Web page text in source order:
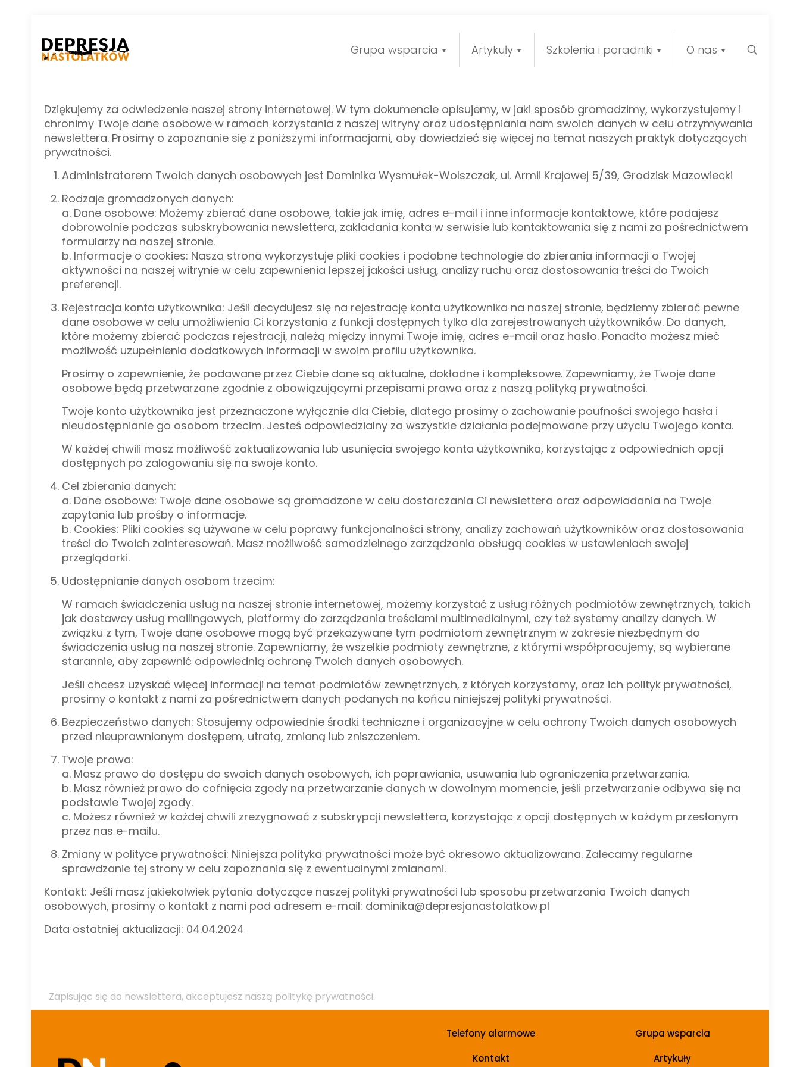
Grupa wsparcia Artykuły Szkolenia i poradniki O nas
Dziękujemy za odwiedzenie naszej strony internetowej. W tym dokumencie opisujemy, w jaki sposób gromadzimy, wykorzystujemy i
chronimy Twoje dane osobowe w ramach korzystania z naszej witryny oraz udostępniania nam swoich danych w celu otrzymywania
newslettera. Prosimy o zapoznanie się z poniższymi informacjami, aby dowiedzieć się więcej na temat naszych praktyk dotyczących
prywatności.
Administratorem Twoich danych osobowych jest Dominika Wysmułek-Wolszczak, ul. Armii Krajowej 5/39, Grodzisk Mazowiecki
Rodzaje gromadzonych danych:
a. Dane osobowe: Możemy zbierać dane osobowe, takie jak imię, adres e-mail i inne informacje kontaktowe, które podajesz
dobrowolnie podczas subskrybowania newslettera, zakładania konta w serwisie lub kontaktowania się z nami za pośrednictwem
formularzy na naszej stronie.
b. Informacje o cookies: Nasza strona wykorzystuje pliki cookies i podobne technologie do zbierania informacji o Twojej
aktywności na naszej witrynie w celu zapewnienia lepszej jakości usług, analizy ruchu oraz dostosowania treści do Twoich
preferencji.
Rejestracja konta użytkownika: Jeśli decydujesz się na rejestrację konta użytkownika na naszej stronie, będziemy zbierać pewne
dane osobowe w celu umożliwienia Ci korzystania z funkcji dostępnych tylko dla zarejestrowanych użytkowników. Do danych,
które możemy zbierać podczas rejestracji, należą między innymi Twoje imię, adres e-mail oraz hasło. Ponadto możesz mieć
możliwość uzupełnienia dodatkowych informacji w swoim profilu użytkownika.
Prosimy o zapewnienie, że podawane przez Ciebie dane są aktualne, dokładne i kompleksowe. Zapewniamy, że Twoje dane
osobowe będą przetwarzane zgodnie z obowiązującymi przepisami prawa oraz z naszą polityką prywatności.
Twoje konto użytkownika jest przeznaczone wyłącznie dla Ciebie, dlatego prosimy o zachowanie poufności swojego hasła i
nieudostępnianie go osobom trzecim. Jesteś odpowiedzialny za wszystkie działania podejmowane przy użyciu Twojego konta.
W każdej chwili masz możliwość zaktualizowania lub usunięcia swojego konta użytkownika, korzystając z odpowiednich opcji
dostępnych po zalogowaniu się na swoje konto.
Cel zbierania danych:
a. Dane osobowe: Twoje dane osobowe są gromadzone w celu dostarczania Ci newslettera oraz odpowiadania na Twoje
zapytania lub prośby o informacje.
b. Cookies: Pliki cookies są używane w celu poprawy funkcjonalności strony, analizy zachowań użytkowników oraz dostosowania
treści do Twoich zainteresowań. Masz możliwość samodzielnego zarządzania obsługą cookies w ustawieniach swojej
przeglądarki.
Udostępnianie danych osobom trzecim:
W ramach świadczenia usług na naszej stronie internetowej, możemy korzystać z usług różnych podmiotów zewnętrznych, takich
jak dostawcy usług mailingowych, platformy do zarządzania treściami multimedialnymi, czy też systemy analizy danych. W
związku z tym, Twoje dane osobowe mogą być przekazywane tym podmiotom zewnętrznym w zakresie niezbędnym do
świadczenia usług na naszej stronie. Zapewniamy, że wszelkie podmioty zewnętrzne, z którymi współpracujemy, są wybierane
starannie, aby zapewnić odpowiednią ochronę Twoich danych osobowych.
Jeśli chcesz uzyskać więcej informacji na temat podmiotów zewnętrznych, z których korzystamy, oraz ich polityk prywatności,
prosimy o kontakt z nami za pośrednictwem danych podanych na końcu niniejszej polityki prywatności.
Bezpieczeństwo danych: Stosujemy odpowiednie środki techniczne i organizacyjne w celu ochrony Twoich danych osobowych
przed nieuprawnionym dostępem, utratą, zmianą lub zniszczeniem.
Twoje prawa:
a. Masz prawo do dostępu do swoich danych osobowych, ich poprawiania, usuwania lub ograniczenia przetwarzania.
b. Masz również prawo do cofnięcia zgody na przetwarzanie danych w dowolnym momencie, jeśli przetwarzanie odbywa się na
podstawie Twojej zgody.
c. Możesz również w każdej chwili zrezygnować z subskrypcji newslettera, korzystając z opcji dostępnych w każdym przesłanym
przez nas e-mailu.
Zmiany w polityce prywatności: Niniejsza polityka prywatności może być okresowo aktualizowana. Zalecamy regularne
sprawdzanie tej strony w celu zapoznania się z ewentualnymi zmianami.
Kontakt: Jeśli masz jakiekolwiek pytania dotyczące naszej polityki prywatności lub sposobu przetwarzania Twoich danych
osobowych, prosimy o kontakt z nami pod adresem e-mail: dominika@depresjanastolatkow.pl
Data ostatniej aktualizacji: 04.04.2024
Zapisując się do newslettera, akceptujesz naszą politykę prywatności.
Telefony alarmowe
Kontakt
Grupa wsparcia
Artykuły